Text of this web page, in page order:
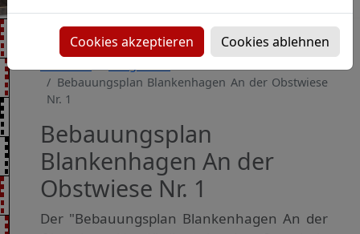
Bebauungsplan Blankenhagen An der Obstwiese
Nr. 1
Bebauungsplan
Blankenhagen An der
Obstwiese Nr. 1
Der "Bebauungsplan Blankenhagen An der
Cookies akzeptieren Cookies ablehnen